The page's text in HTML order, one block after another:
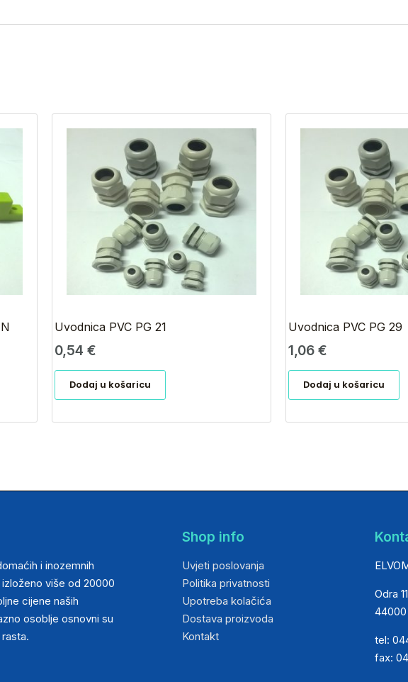
Uvodnica PVC PG 21
0,54€
Dodaj u košaricu
Uvodnica PVC PG 29
1,06€
Dodaj u košaricu
i inozemnih
više od 20000
cijene naših
osoblje osnovni su
Shop info
Uvjeti poslovanja
Politika privatnosti
Upotreba kolačića
Dostava proizvoda
Kontakt
Odra
44000
tel:
fax: